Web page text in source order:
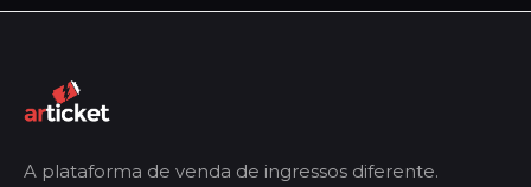
A plataforma de venda de ingressos diferente.